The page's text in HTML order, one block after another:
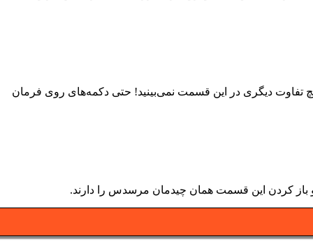
تفاوت دیگری در این قسمت نمی‌بینید! حتی دکمه‌های روی فرمان
کردن این قسمت همان چیدمان مرسدس را دارند.